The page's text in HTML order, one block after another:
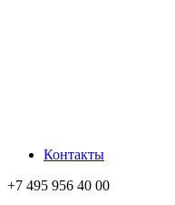
Контакты
+7 495 956 40 00